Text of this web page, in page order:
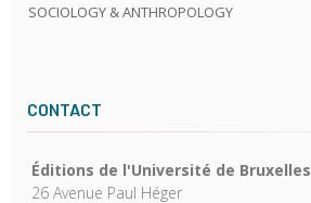
SOCIOLOGY & ANTHROPOLOGY
CONTACT
Éditions de l'Université de Bruxelles
26 Avenue Paul Héger